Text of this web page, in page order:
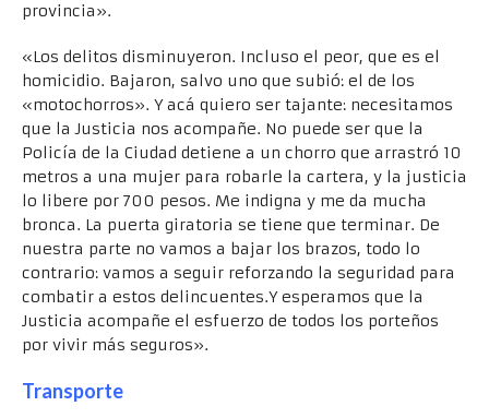
provincia».
«Los delitos disminuyeron. Incluso el peor, que es el
homicidio. Bajaron, salvo uno que subió: el de los
«motochorros». Y acá quiero ser tajante: necesitamos
que la Justicia nos acompañe. No puede ser que la
Policía de la Ciudad detiene a un chorro que arrastró 10
metros a una mujer para robarle la cartera, y la justicia
lo libere por 700 pesos. Me indigna y me da mucha
bronca. La puerta giratoria se tiene que terminar. De
nuestra parte no vamos a bajar los brazos, todo lo
contrario: vamos a seguir reforzando la seguridad para
combatir a estos delincuentes.Y esperamos que la
Justicia acompañe el esfuerzo de todos los porteños
por vivir más seguros».
Transporte